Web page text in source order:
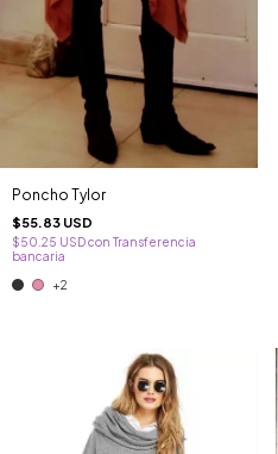
Poncho Tylor
$55.83 USD
$50.25 USDcon Transferencia
bancaria
+2